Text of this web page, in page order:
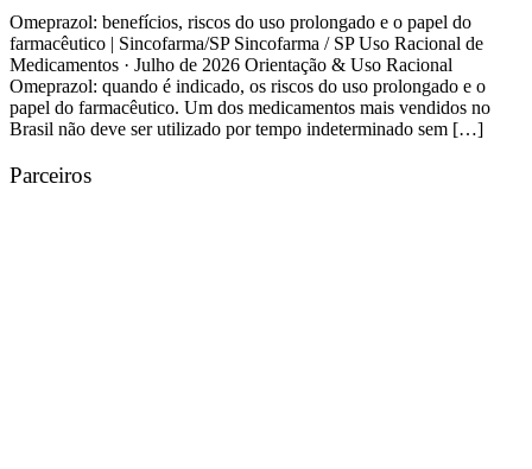
Omeprazol: benefícios, riscos do uso prolongado e o papel do
farmacêutico | Sincofarma/SP Sincofarma / SP Uso Racional de
Medicamentos · Julho de 2026 Orientação & Uso Racional
Omeprazol: quando é indicado, os riscos do uso prolongado e o
papel do farmacêutico. Um dos medicamentos mais vendidos no
Brasil não deve ser utilizado por tempo indeterminado sem […]
Parceiros